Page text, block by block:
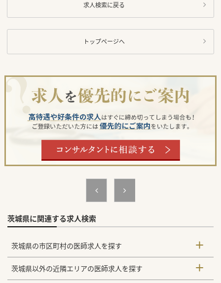
求人検索に戻る
トップページへ
茨城県に関連する求人検索
茨城県の市区町村の医師求人を探す
茨城県以外の近隣エリアの医師求人を探す